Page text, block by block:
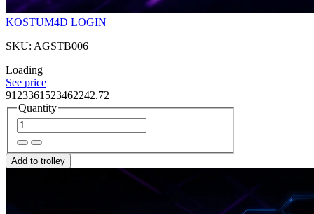
KOSTUM4D LOGIN
SKU: AGSTB006
Loading
See price
9123361523462242.72
Quantity
Add to trolley